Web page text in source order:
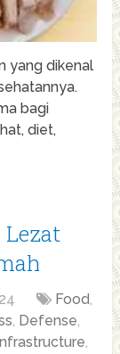
yang dikenal
bagi
diet,
Lezat
Food,
, Defense,
,